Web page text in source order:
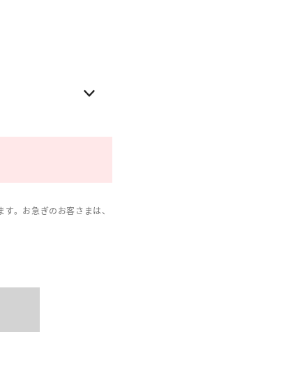
。お急ぎのお客さまは、